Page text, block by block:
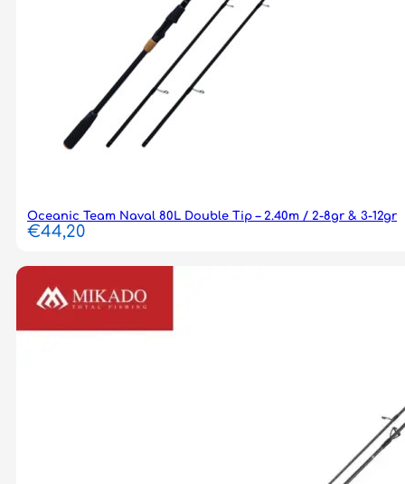
Oceanic Team Naval 80L Double Tip – 2.40m / 2-8gr & 3-12gr
€44,20